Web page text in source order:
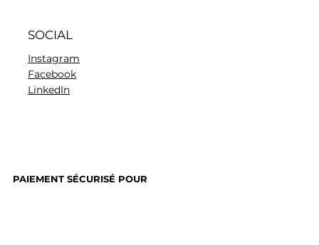
SOCIAL
Instagram
Facebook
LinkedIn
PAIEMENT SÉCURISÉ POUR